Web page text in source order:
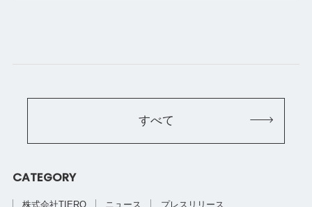
すべて
CATEGORY
株式会社TIERO ニュース プレスリリース